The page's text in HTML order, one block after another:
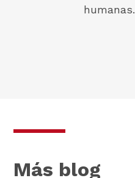
humanas.
Más blog